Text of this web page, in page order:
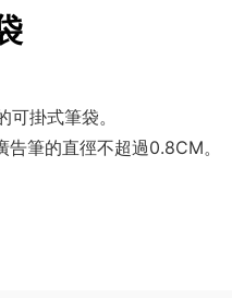
掛式筆袋。
筆的直徑不超過0.8CM。